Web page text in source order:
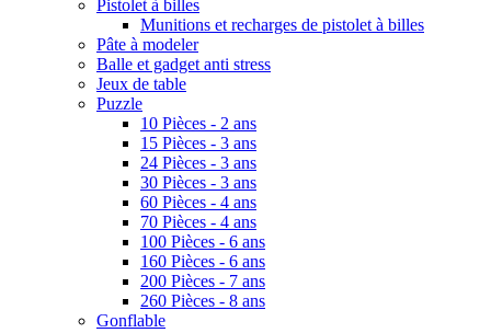
Pistolet à billes
Munitions et recharges de pistolet à billes
Pâte à modeler
Balle et gadget anti stress
Jeux de table
Puzzle
10 Pièces - 2 ans
15 Pièces - 3 ans
24 Pièces - 3 ans
30 Pièces - 3 ans
60 Pièces - 4 ans
70 Pièces - 4 ans
100 Pièces - 6 ans
160 Pièces - 6 ans
200 Pièces - 7 ans
260 Pièces - 8 ans
Gonflable